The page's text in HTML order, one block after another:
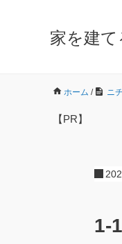
家を建て
ホーム / ニ
【PR】
1-1